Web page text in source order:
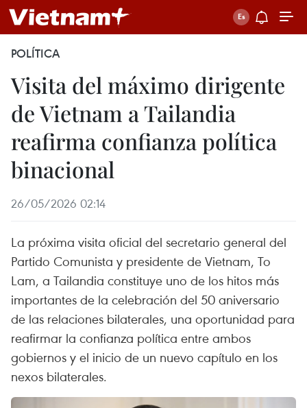
POLÍTICA
Visita del máximo dirigente
de Vietnam a Tailandia
reafirma confianza política
binacional
26/05/2026 02:14
La próxima visita oficial del secretario general del
Partido Comunista y presidente de Vietnam, To
Lam, a Tailandia constituye uno de los hitos más
importantes de la celebración del 50 aniversario
de las relaciones bilaterales, una oportunidad para
reafirmar la confianza política entre ambos
gobiernos y el inicio de un nuevo capítulo en los
nexos bilaterales.